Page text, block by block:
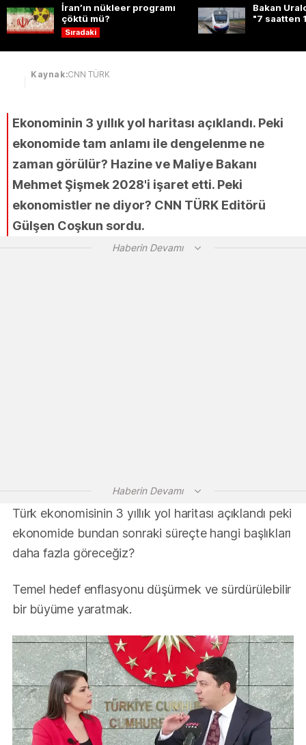
İran’ın nükleer programı
çöktü mü?
Sıradaki
Bakan
"7 saatten
Kaynak:CNN TÜRK
Ekonominin 3 yıllık yol haritası açıklandı. Peki
ekonomide tam anlamı ile dengelenme ne
zaman görülür? Hazine ve Maliye Bakanı
Mehmet Şişmek 2028'i işaret etti. Peki
ekonomistler ne diyor? CNN TÜRK Editörü
Gülşen Coşkun sordu.
Haberin Devamı
Haberin Devamı
Türk ekonomisinin 3 yıllık yol haritası açıklandı peki
ekonomide bundan sonraki süreçte hangi başlıkları
daha fazla göreceğiz?
Temel hedef enflasyonu düşürmek ve sürdürülebilir
bir büyüme yaratmak.